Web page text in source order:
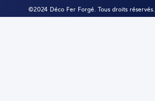
©2024 Déco Fer Forgé. Tous droits réservés.